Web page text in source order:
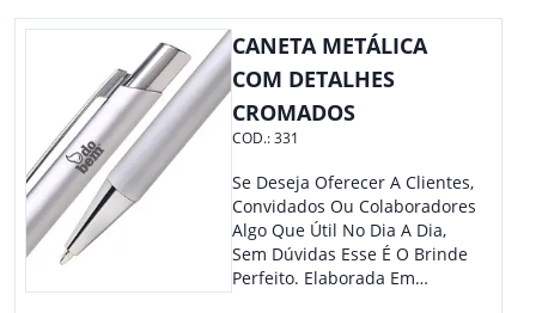
CANETA METÁLICA
COM DETALHES
CROMADOS
COD.:331
Se Deseja Oferecer A Clientes,
Convidados Ou Colaboradores
Algo Que Útil No Dia A Dia,
Sem Dúvidas Esse É O Brinde
Perfeito. Elaborada Em